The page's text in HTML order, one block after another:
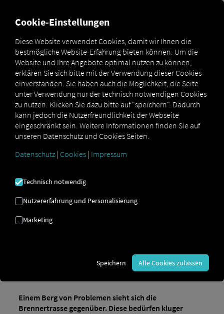
DAS NADELÖHR
IN DEN BERGEN
DER BRENNER
TRANSPORTKAPAZITÄTEN
IM FOKUS
Das Nadelöhr in den Bergen
Einem Berg von Problemen sieht sich die
Brennertrasse gegenüber. Diese bedürfen kluger
Cookie-Einstellungen
Diese Website verwendet Cookies, damit wir Ihnen die
bestmögliche Website-Erfahrung bieten können. Um die
Website und Ihre Angebote optimal nutzen zu können,
erklären Sie sich bitte mit der Verwendung dieser Cookies
einverstanden. Sie haben auch die Möglichkeit, die Seite
unter Verwendung nur der technisch notwendigen Cookies
zu nutzen. Klicken Sie dazu bitte auf "speichern". Dadurch
kann jedoch die Nutzerfreundlichkeit der Webseite
eingeschränkt sein. Weitere Informationen finden Sie auf
unseren Datenschutz und Cookies Seiten.
Datenschutz | Cookies | Impressum
Technisch notwendig
Nutzererfahrung und Personalisierung
Marketing
Speichern Alle Cookies zulassen